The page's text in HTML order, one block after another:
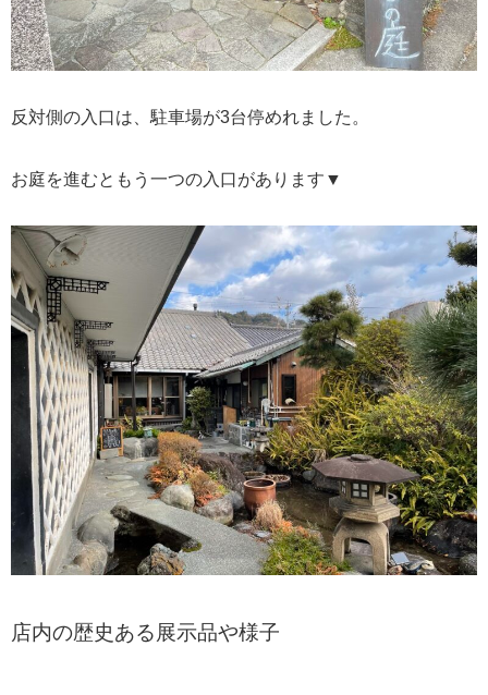
反対側の入口は、駐車場が3台停めれました。
お庭を進むともう一つの入口があります▼
店内の歴史ある展示品や様子